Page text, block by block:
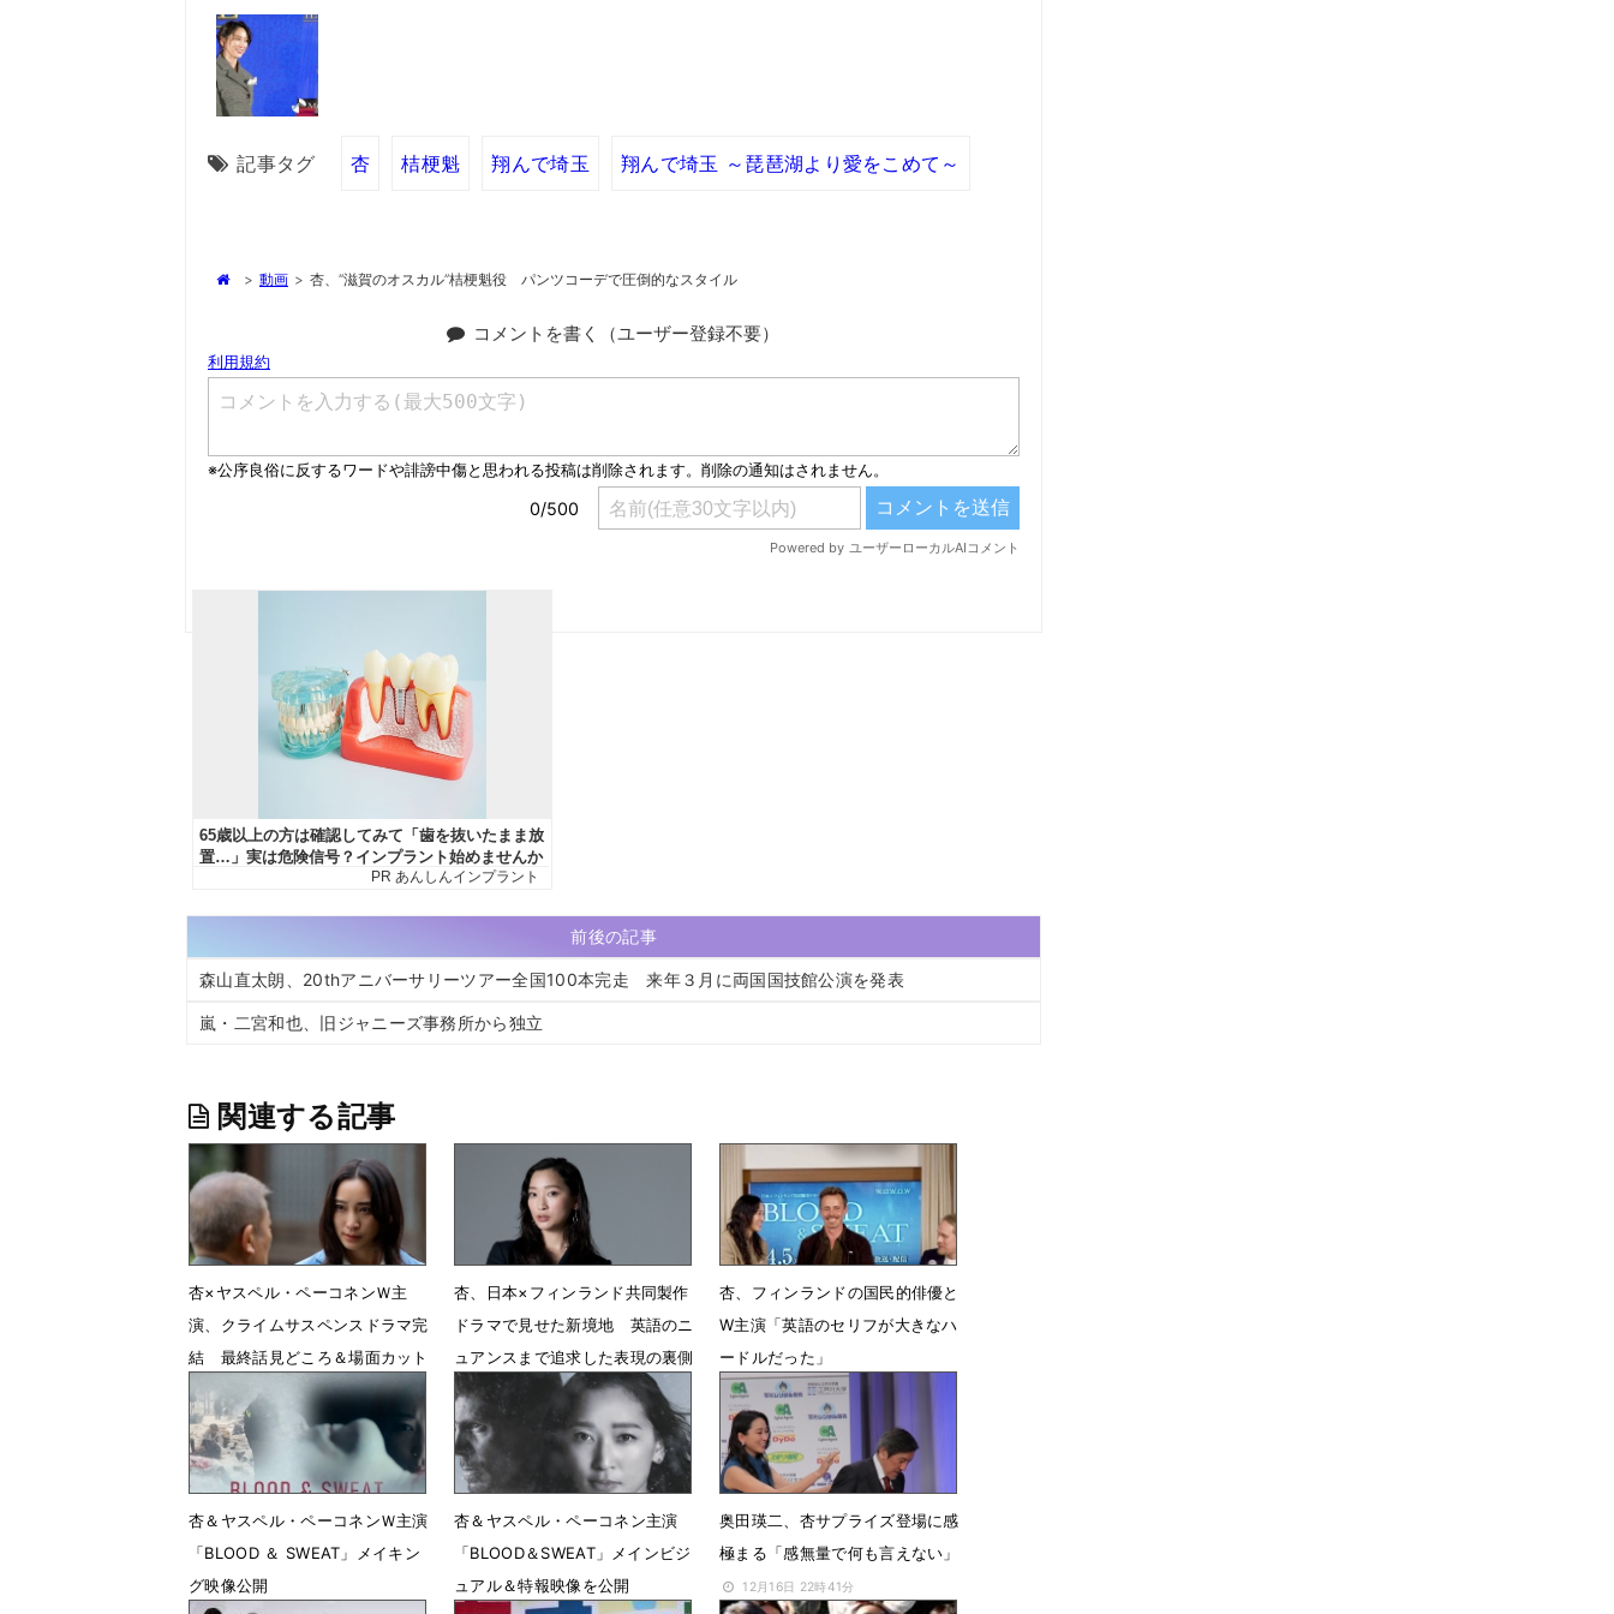
記事タグ 杏 桔梗魁 翔んで埼玉 翔んで埼玉 ～琵琶湖より愛をこめて～
> 動画 > 杏、“滋賀のオスカル”桔梗魁役 パンツコーデで圧倒的なスタイル
コメントを書く（ユーザー登録不要）
前後の記事
森山直太朗、20thアニバーサリーツアー全国100本完走 来年３月に両国国技館公演を発表
嵐・二宮和也、旧ジャニーズ事務所から独立
関連する記事
杏×ヤスペル・ペーコネンＷ主
演、クライムサスペンスドラマ完
結 最終話見どころ＆場面カット
公開
5月23日 17時04分
杏、日本×フィンランド共同製作
ドラマで見せた新境地 英語のニ
ュアンスまで追求した表現の裏側
4月5日 18時00分
杏、フィンランドの国民的俳優と
W主演「英語のセリフが大きなハ
ードルだった」
4月2日 23時59分
杏＆ヤスペル・ペーコネンＷ主演
「BLOOD ＆ SWEAT」メイキン
グ映像公開
杏＆ヤスペル・ペーコネン主演
「BLOOD＆SWEAT」メインビジ
ュアル＆特報映像を公開
奥田瑛二、杏サプライズ登場に感
極まる「感無量で何も言えない」
12月16日 22時41分